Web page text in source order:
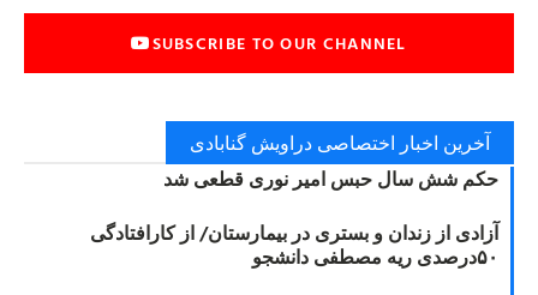
SUBSCRIBE TO OUR CHANNEL
آخرین اخبار اختصاصی دراویش گنابادی
حکم شش سال حبس امیر نوری قطعی شد
آزادی از زندان و بستری در بیمارستان/ از کارافتادگی
۵۰درصدی ریه مصطفی دانشجو